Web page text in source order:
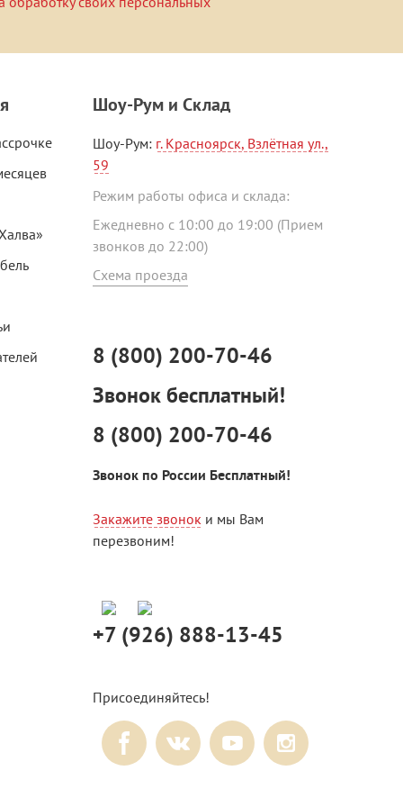
Шоу-Рум и Склад
Шоу-Рум: г. Красноярск, Взлётная ул.,
59
Режим работы офиса и склада:
Ежедневно с 10:00 до 19:00 (Прием
звонков до 22:00)
Схема проезда
8 (800) 200-70-46
Звонок бесплатный!
8 (800) 200-70-46
Звонок по России Бесплатный!
Закажите звонок и мы Вам
перезвоним!
+7 (926) 888-13-45
Присоединяйтесь!